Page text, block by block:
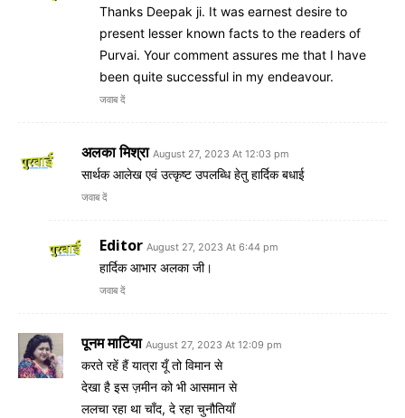
Thanks Deepak ji. It was earnest desire to
present lesser known facts to the readers of
Purvai. Your comment assures me that I have
been quite successful in my endeavour.
जवाब दें
अलका मिश्रा August 27, 2023 At 12:03 pm
सार्थक आलेख एवं उत्कृष्ट उपलब्धि हेतु हार्दिक बधाई
जवाब दें
Editor August 27, 2023 At 6:44 pm
हार्दिक आभार अलका जी।
जवाब दें
पूनम माटिया August 27, 2023 At 12:09 pm
करते रहें हैं यात्रा यूँ तो विमान से
देखा है इस ज़मीन को भी आसमान से
ललचा रहा था चाँद, दे रहा चुनौतियाँ